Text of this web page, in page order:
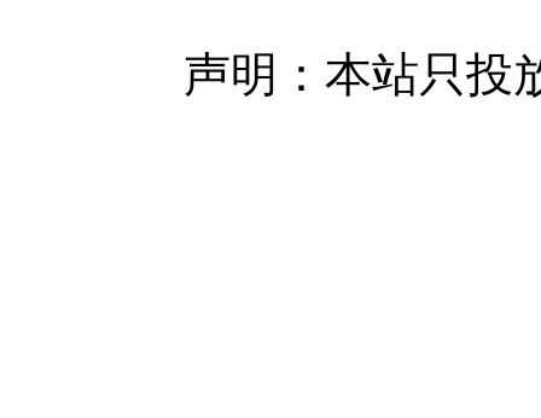
声明：本站只投